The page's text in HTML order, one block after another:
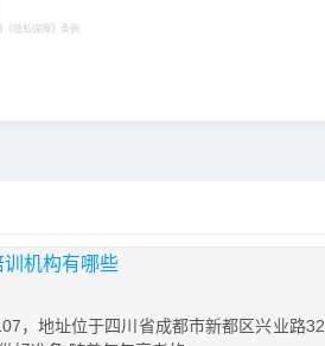
《隐私保障》 条例
机构有哪些
，地址位于四川省成都市新都区兴业路